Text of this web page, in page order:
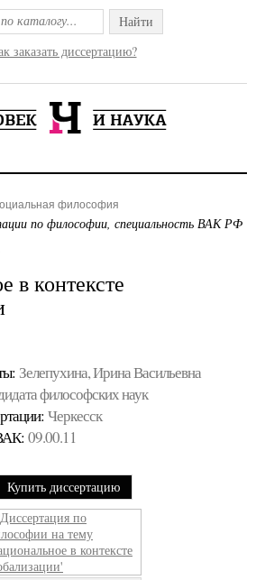
Найти
заказать диссертацию?
философия
по философии, специальность ВАК РФ
в контексте
Зелепухина, Ирина Васильевна
философских наук
Черкесск
09.00.11
Купить диссертацию